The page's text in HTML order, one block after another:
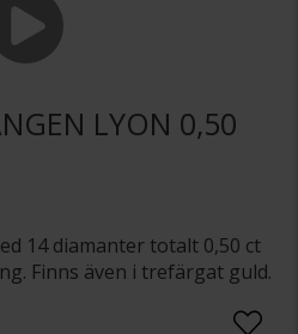
LYON 0,50
14 diamanter totalt 0,50 ct
Finns även i trefärgat guld.